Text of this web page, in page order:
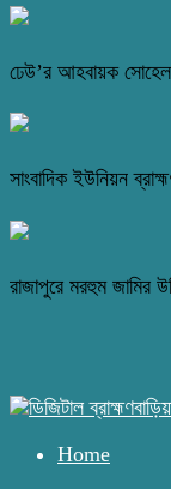
ঢেউ’র আহবায়ক
সাংবাদিক ইউনিয়ন
রাজাপুরে মরহুম জামির
Home